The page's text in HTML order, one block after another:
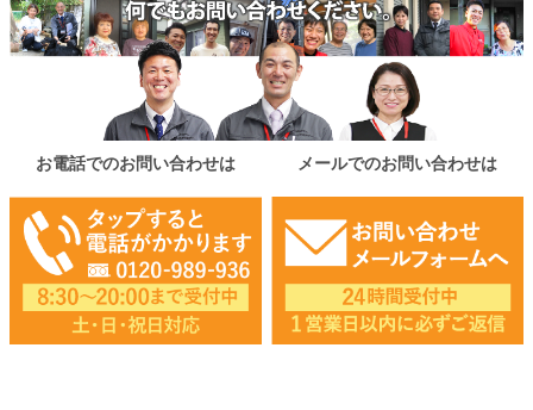
お電話でのお問い合わせは メールでのお問い合わせは